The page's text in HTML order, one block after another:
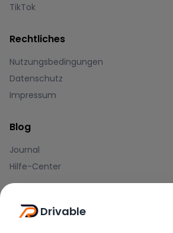
TikTok
Rechtliches
Nutzungsbedingungen
Datenschutz
Impressum
Blog
Journal
Hilfe-Center
Drivable